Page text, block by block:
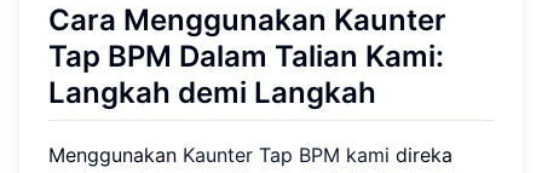
Cara Menggunakan Kaunter
Tap BPM Dalam Talian Kami:
Langkah demi Langkah
Menggunakan Kaunter Tap BPM kami direka